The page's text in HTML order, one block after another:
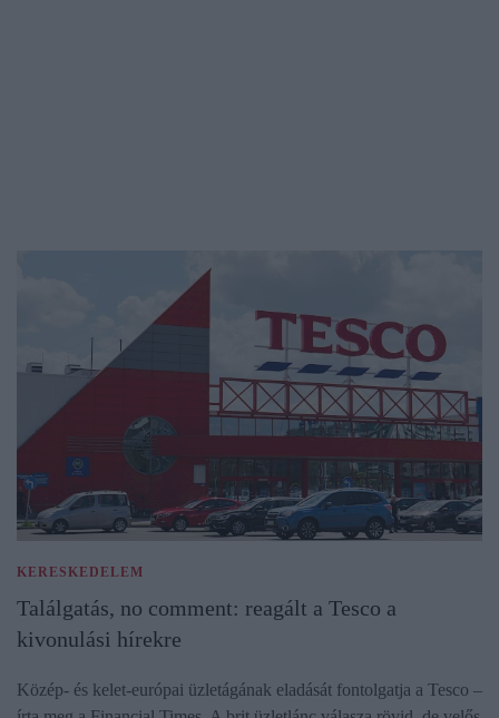
KERESKEDELEM
Találgatás, no comment: reagált a Tesco a
kivonulási hírekre
Közép- és kelet-európai üzletágának eladását fontolgatja a Tesco –